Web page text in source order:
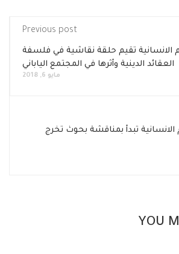
Previous post
الانسانية تقيم حلقة نقاشية في فلسفة
العقائد الدينية وأثرها في المجتمع الياباني
مايو 6, 2018
الانسانية تبدأ بمناقشة بحوث تخرج
YOU